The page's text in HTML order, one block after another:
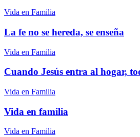
Vida en Familia
La fe no se hereda, se enseña
Vida en Familia
Cuando Jesús entra al hogar,
Vida en Familia
Vida en familia
Vida en Familia